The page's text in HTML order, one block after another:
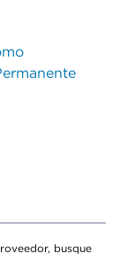
busque